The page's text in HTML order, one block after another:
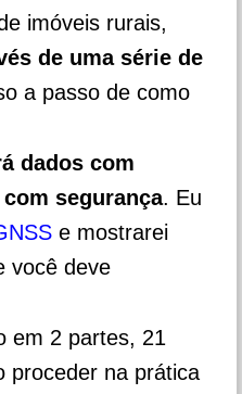
imóveis rurais,
de uma série de
a passo de como
dados com
segurança. Eu
e mostrarei
você deve
em 2 partes, 21
proceder na prática